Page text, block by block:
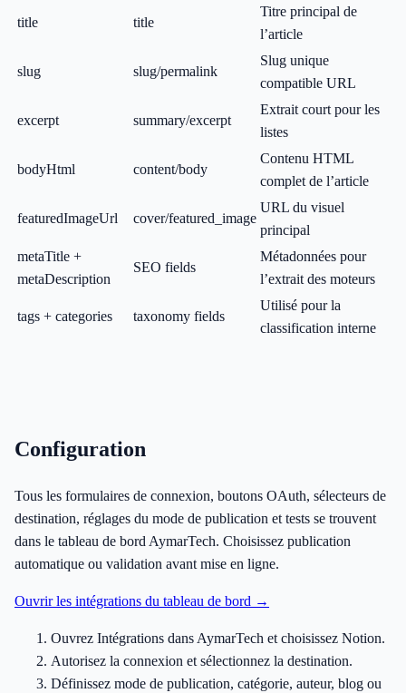
title title
Titre principal de
l’article
slug slug/permalink
Slug unique
compatible URL
excerpt summary/excerpt
Extrait court pour les
listes
bodyHtml content/body
Contenu HTML
complet de l’article
featuredImageUrl cover/featured_image
URL du visuel
principal
metaTitle +
metaDescription
SEO fields
Métadonnées pour
l’extrait des moteurs
tags + categories taxonomy fields
Utilisé pour la
classification interne
Configuration
Tous les formulaires de connexion, boutons OAuth, sélecteurs de
destination, réglages du mode de publication et tests se trouvent
dans le tableau de bord AymarTech. Choisissez publication
automatique ou validation avant mise en ligne.
Ouvrir les intégrations du tableau de bord →
Ouvrez Intégrations dans AymarTech et choisissez Notion.
Autorisez la connexion et sélectionnez la destination.
Définissez mode de publication, catégorie, auteur, blog ou